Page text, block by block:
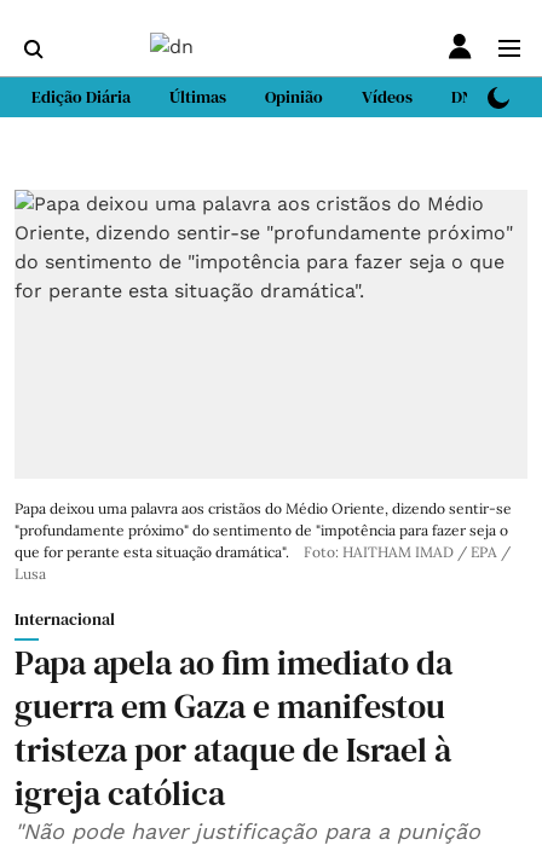
Edição Diária Últimas Opinião Vídeos DN Sport
Papa deixou uma palavra aos cristãos do Médio Oriente, dizendo sentir-se
"profundamente próximo" do sentimento de "impotência para fazer seja o
que for perante esta situação dramática".
Foto: HAITHAM IMAD / EPA /
Lusa
Internacional
Papa apela ao fim imediato da
guerra em Gaza e manifestou
tristeza por ataque de Israel à
igreja católica
"Não pode haver justificação para a punição